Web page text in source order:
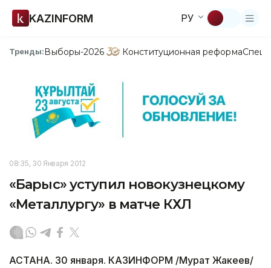
KAZINFORM РУ
Тренды:Выборы-2026 Конституционная реформа
08:35, 30 Января 2012
«Барыс» уступил новокузнецкому
«Металлургу» в матче КХЛ
АСТАНА. 30 января. КАЗИНФОРМ /Мурат Жакеев/